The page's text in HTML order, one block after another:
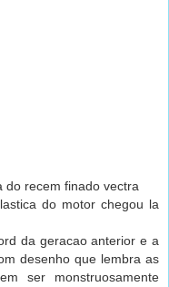
do recem finado vectra
do motor chegou la
da geracao anterior e a
desenho que lembra as
ser monstruosamente